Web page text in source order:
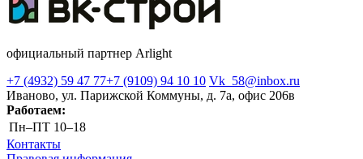
официальный партнер Arlight
+7 (4932) 59 47 77+7 (9109) 94 10 10 Vk_58@inbox.ru
Иваново, ул. Парижской Коммуны, д. 7а, офис 206в
Работаем:
Пн–ПТ 10–18
Контакты